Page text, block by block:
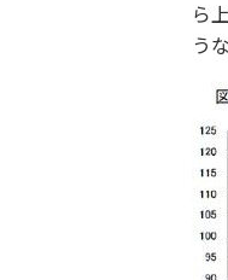
ら
う